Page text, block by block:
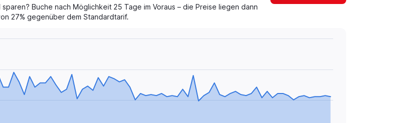
Buche nach Möglichkeit 25 Tage im Voraus – die Preise liegen dann
27% gegenüber dem Standardtarif.